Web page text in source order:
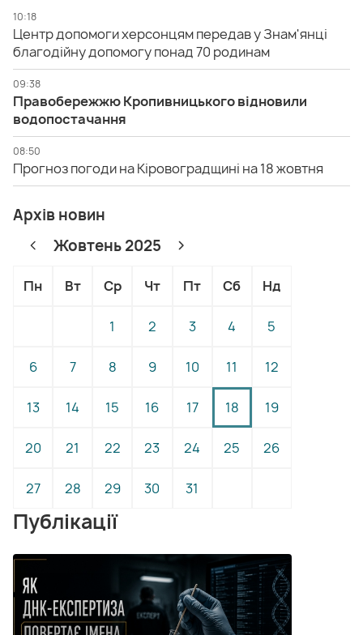
10:18
Центр допомоги херсонцям передав у Знам'янці
благодійну допомогу понад 70 родинам
09:38
Правобережжю Кропивницького відновили
водопостачання
08:50
Прогноз погоди на Кіровоградщині на 18 жовтня
Архів новин
Жовтень 2025
Пн Вт Ср Чт Пт Сб Нд
1 2 3 4 5
6 7 8 9 10 11 12
13 14 15 16 17 18 19
20 21 22 23 24 25 26
27 28 29 30 31
Публікації